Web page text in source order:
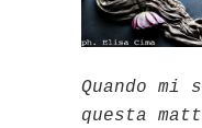
Quando mi
questa